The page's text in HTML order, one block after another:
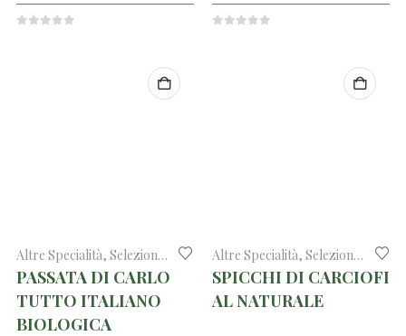
Altre Specialità, Selezione di prodotti tipici
PASSATA DI CARLO
TUTTO ITALIANO
BIOLOGICA
Altre Specialità, Selezione di prodotti tipici
SPICCHI DI CARCIOFI
AL NATURALE